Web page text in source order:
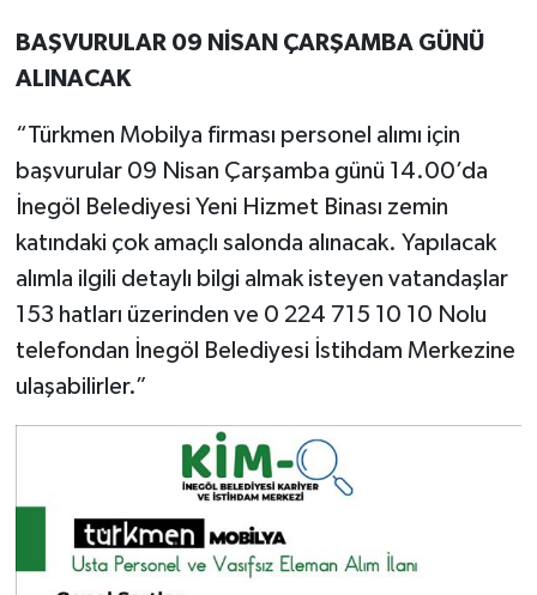
BAŞVURULAR 09 NİSAN ÇARŞAMBA GÜNÜ
ALINACAK
“Türkmen Mobilya firması personel alımı için
başvurular 09 Nisan Çarşamba günü 14.00’da
İnegöl Belediyesi Yeni Hizmet Binası zemin
katındaki çok amaçlı salonda alınacak. Yapılacak
alımla ilgili detaylı bilgi almak isteyen vatandaşlar
153 hatları üzerinden ve 0 224 715 10 10 Nolu
telefondan İnegöl Belediyesi İstihdam Merkezine
ulaşabilirler.”